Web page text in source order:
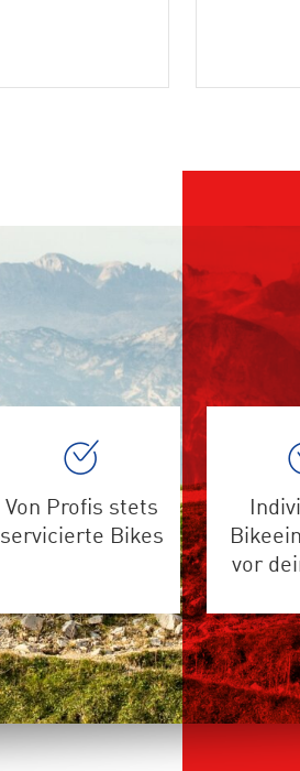
Von Profis stets
servicierte Bikes
vor